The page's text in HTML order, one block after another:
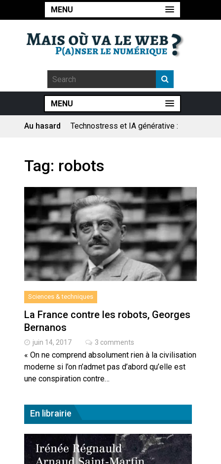
MENU
MENU
Au hasard
Technostress et IA générative :
Pourquoi les études qui
prévoient la fin de l’emploi « à
elles toujours ?
Le consultant : une lecture
sociologique
Artemis II : objectif nul
Quand Mistral veut moraliser le
pillage
Commentaire sur la polémique
des perroquets
En Seine-et-Marne, le projet de
Campus IA doit sortir des
champs : « On impose et copie
laver, et l’intelligence artificielle
crypto-spatial
Tag: robots
Sciences & techniques
La France contre les robots, Georges
Bernanos
juin 14, 2017 3 comments
« On ne comprend absolument rien à la civilisation
moderne si l’on n’admet pas d’abord qu’elle est
une conspiration contre…
En librairie